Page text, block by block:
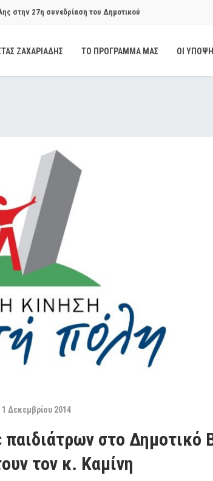
στην 27η συνεδρίαση του Δημοτικού
στην 29η συνεδρίαση του Δημοτικού
μετά από την παρέμβαση της Ανοιχτής
διαφάνεια και δημοσιότητα το αίσθημα
ΖΑΧΑΡΙΑΔΗΣ ΤΟ ΠΡΟΓΡΑΜΜΑ ΜΑΣ ΟΙ
1 Δεκεμβρίου 2014
στο Δημοτικό
τον κ. Καμίνη